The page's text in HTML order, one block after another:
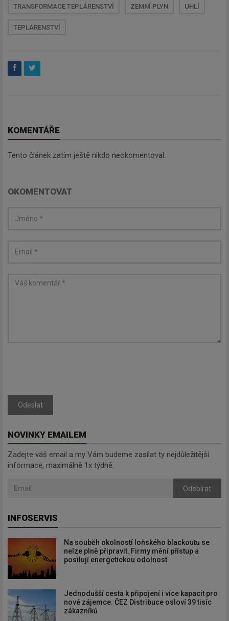
TRANSFORMACE TEPLÁRENSTVÍ ZEMNÍ PLYN UHLÍ
TEPLÁRENSTVÍ
KOMENTÁŘE
Tento článek zatím ještě nikdo neokomentoval.
OKOMENTOVAT
Odeslat
NOVINKY EMAILEM
Zadejte váš email a my Vám budeme zasílat ty nejdůležitější
informace, maximálně 1x týdně.
Odebírat
INFOSERVIS
Na souběh okolností loňského blackoutu se
nelze plně připravit. Firmy mění přístup a
posilují energetickou odolnost
Jednodušší cesta k připojení i více kapacit pro
nové zájemce. ČEZ Distribuce osloví 39 tisíc
zákazníků
budeme zasílat ty nejdůležitější